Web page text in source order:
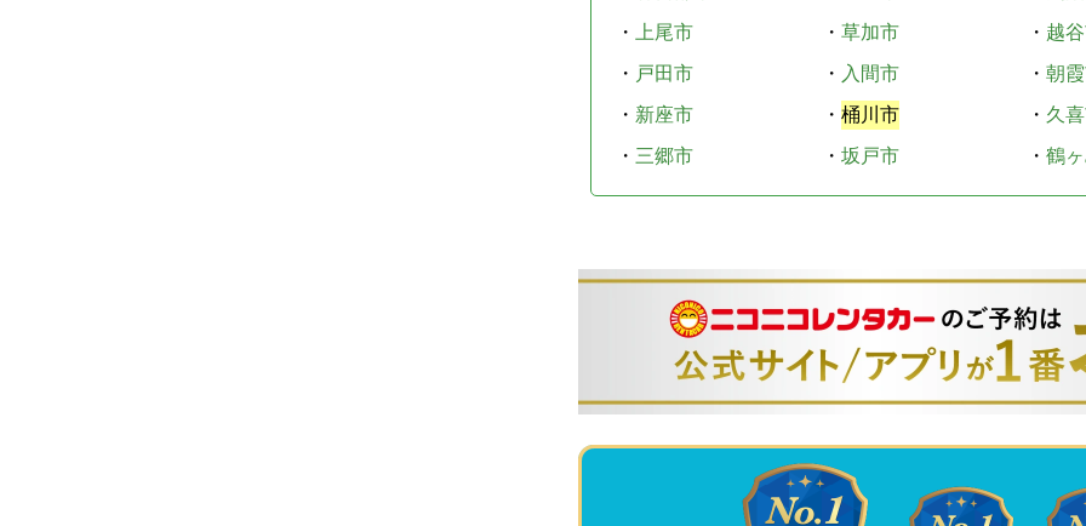
・
上尾市 ・ 草加市 ・ 越
・ 戸田市 ・ 入間市 ・ 朝
・ 新座市 ・ 桶川市 ・ 久
・ 三郷市 ・ 坂戸市 ・ 鶴